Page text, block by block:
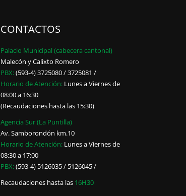
CONTACTOS
Palacio Municipal (cabecera cantonal)
Malecón y Calixto Romero
PBX:(593-4) 3725080 / 3725081 /
Horario de Atención:Lunes a Viernes de
08:00 a 16:30
(Recaudaciones hasta las 15:30)
Agencia Sur (La Puntilla)
Av. Samborondón km.10
Horario de Atención:Lunes a Viernes de
08:30 a 17:00
PBX:(593-4) 5126035 / 5126045 /
Recaudaciones hasta las 16H30